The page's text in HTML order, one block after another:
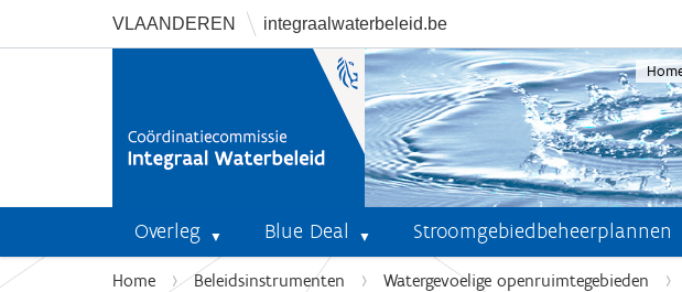
VLAANDEREN integraalwaterbeleid.be
Overleg Blue Deal Stroomgebiedbeheerplannen
U
Home Beleidsinstrumenten Watergevoelige openruimtegebieden